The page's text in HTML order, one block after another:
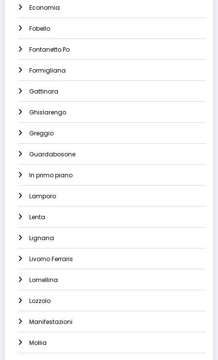
Economia
Fobello
Fontanetto Po
Formigliana
Gattinara
Ghislarengo
Greggio
Guardabosone
In primo piano
Lamporo
Lenta
Lignana
Livorno Ferraris
Lomellina
Lozzolo
Manifestazioni
Mollia